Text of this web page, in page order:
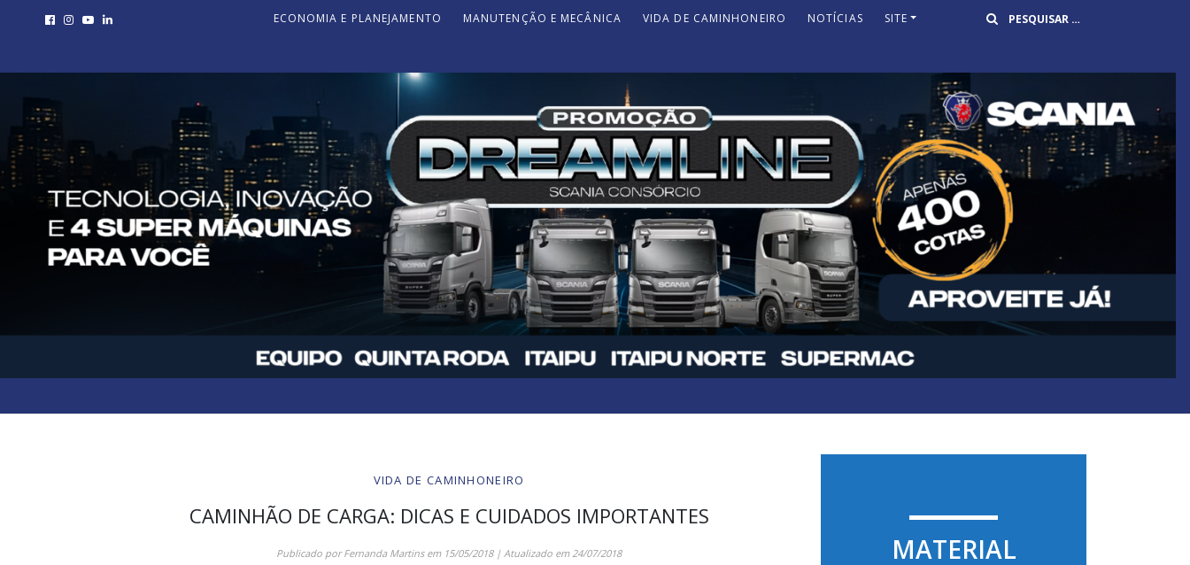
ECONOMIA E PLANEJAMENTO MANUTENÇÃO E MECÂNICA VIDA DE CAMINHONEIRO NOTÍCIAS SITE Buscar
VIDA DE CAMINHONEIRO
CAMINHÃO DE CARGA: DICAS E CUIDADOS IMPORTANTES
Publicado porFernanda Martinsem 15/05/2018| Atualizado em 24/07/2018
MATERIAL